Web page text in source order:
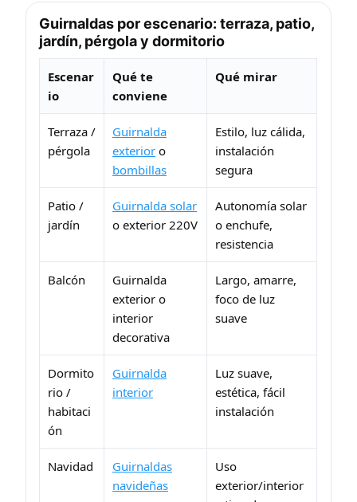
Guirnaldas por escenario: terraza, patio,
jardín, pérgola y dormitorio
Escenar
io
Qué te
conviene
Qué mirar
Terraza /
pérgola
Guirnalda
exterior o
bombillas
Estilo, luz cálida,
instalación
segura
Patio /
jardín
Guirnalda solar
o exterior 220V
Autonomía solar
o enchufe,
resistencia
Balcón
Guirnalda
exterior o
interior
decorativa
Largo, amarre,
foco de luz
suave
Dormito
rio /
habitaci
ón
Guirnalda
interior
Luz suave,
estética, fácil
instalación
Navidad
Guirnaldas
navideñas
Uso
exterior/interior